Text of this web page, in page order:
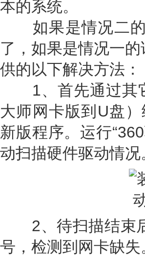
本的系统。
如果是情况二的
了，如果是情况一
供的以下解决方法：
1、首先通过其它
大师网卡版到U盘
新版程序。运行
动扫描硬件驱动情况
2、待扫描结束后
号，检测到网卡缺失